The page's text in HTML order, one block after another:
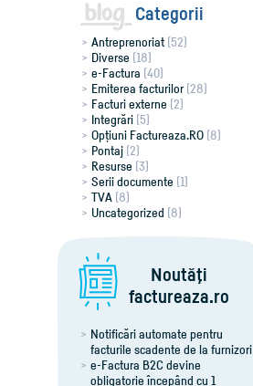
Categorii
Antreprenoriat (52)
Diverse (18)
e-Factura (40)
Emiterea facturilor(28)
Facturi externe (2)
Integrări (5)
Opțiuni Factureaza.RO (8)
Pontaj (2)
Resurse (3)
Serii documente (1)
TVA (8)
Uncategorized (8)
Noutăţi
factureaza.ro
Notificări automate pentru
facturile scadente de la furnizori
e-Factura B2C devine
obligatorie începând cu 1